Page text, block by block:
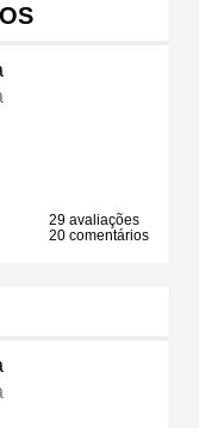
29 avaliações
20 comentários